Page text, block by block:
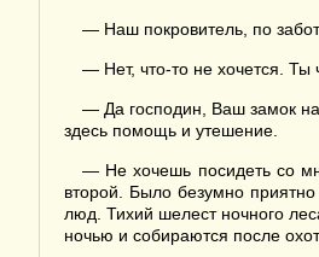
— Наш покровитель, по
— Нет, что-то не хочется. Ты
— Да господин, Ваш замок
здесь помощь и утешение.
— Не хочешь посидеть со
второй. Было безумно
люд. Тихий шелест ночного
ночью и собираются после